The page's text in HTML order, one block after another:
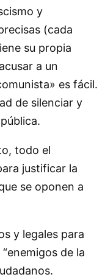
y
(cada
su propia
a un
es fácil.
de silenciar y
todo el
justificar la
se oponen a
y legales para
de la